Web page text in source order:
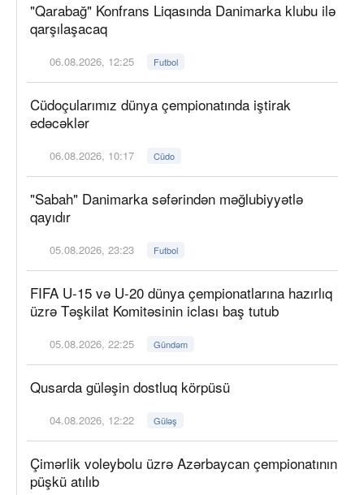
"Qarabağ" Konfrans Liqasında Danimarka klubu ilə
qarşılaşacaq
06.08.2026, 12:25 Futbol
Cüdoçularımız dünya çempionatında iştirak
edəcəklər
06.08.2026, 10:17 Cüdo
"Sabah" Danimarka səfərindən məğlubiyyətlə
qayıdır
05.08.2026, 23:23 Futbol
FIFA U-15 və U-20 dünya çempionatlarına hazırlıq
üzrə Təşkilat Komitəsinin iclası baş tutub
05.08.2026, 22:25 Gündəm
Qusarda güləşin dostluq körpüsü
04.08.2026, 12:22 Güləş
Çimərlik voleybolu üzrə Azərbaycan çempionatının
püşkü atılıb